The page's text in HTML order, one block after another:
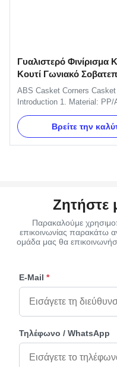
Γυαλιστερό
Κουτί Γωνιακό
Ανάγλυφη Υφή
ABS Casket Corners​ Casket
Introduction 1. Material:
Available Color: silver, gold,
Packing: Each PC in a
4. More models are
and OEM service available.
Βρείτε την
Ζητήστε
Παρακαλούμε
επικοινωνίας παρακάτω
ομάδα μας θα
E-Mail *
Τηλέφωνο / WhatsApp